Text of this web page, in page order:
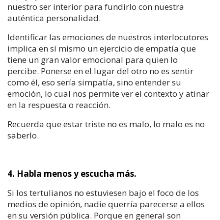
nuestro ser interior para fundirlo con nuestra
auténtica personalidad.
Identificar las emociones de nuestros interlocutores
implica en sí mismo un ejercicio de empatía que
tiene un gran valor emocional para quien lo
percibe. Ponerse en el lugar del otro no es sentir
como él, eso sería simpatía, sino entender su
emoción, lo cual nos permite ver el contexto y atinar
en la respuesta o reacción.
Recuerda que estar triste no es malo, lo malo es no
saberlo.
4. Habla menos y escucha más.
Si los tertulianos no estuviesen bajo el foco de los
medios de opinión, nadie querría parecerse a ellos
en su versión pública. Porque en general son